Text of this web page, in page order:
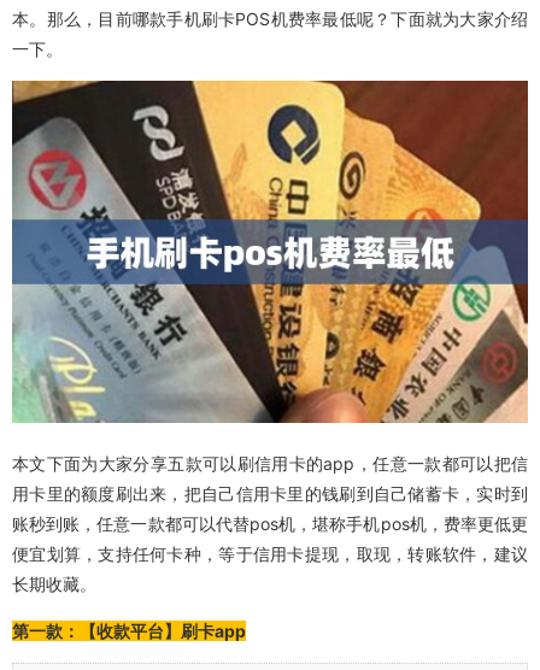
本。那么，目前哪款手机刷卡POS机费率最低呢？下面就为大家介绍
一下。
本文下面为大家分享五款可以刷信用卡的app，任意一款都可以把信
用卡里的额度刷出来，把自己信用卡里的钱刷到自己储蓄卡，实时到
账秒到账，任意一款都可以代替pos机，堪称手机pos机，费率更低更
便宜划算，支持任何卡种，等于信用卡提现，取现，转账软件，建议
长期收藏。
第一款：【收款平台】刷卡app